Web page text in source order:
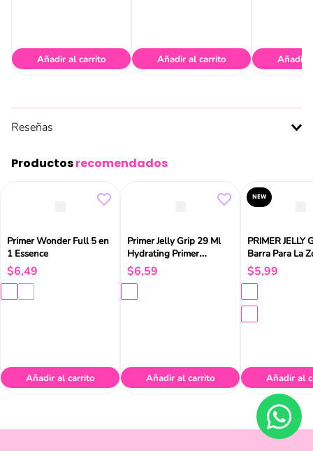
Añadir al carrito Añadir al carrito Añadir
Reseñas
Productosrecomendados
Primer Wonder Full 5 en
1 Essence
$6,49
Añadir al carrito
Primer Jelly Grip 29 Ml
Hydrating Primer
Essence
$6,59
Añadir al carrito
NEW
PRIMER JELLY
Barra Para La
Contorno De
ESSENCE
$5,99
Añadir al